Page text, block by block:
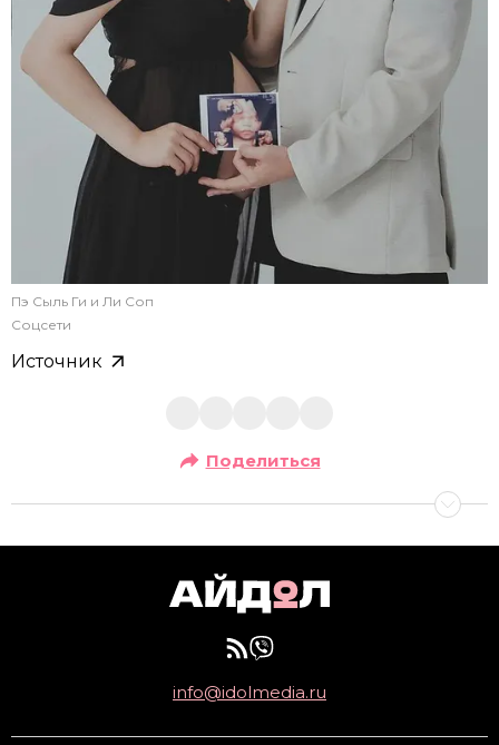
Пэ Сыль Ги и Ли Соп
Соцсети
Источник
Поделиться
info@idolmedia.ru